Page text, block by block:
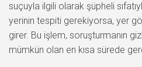
suçuyla ilgili olarak şüpheli
yerinin tespiti gerekiyorsa, yer
girer. Bu işlem, soruşturmanın
mümkün olan en kısa sürede